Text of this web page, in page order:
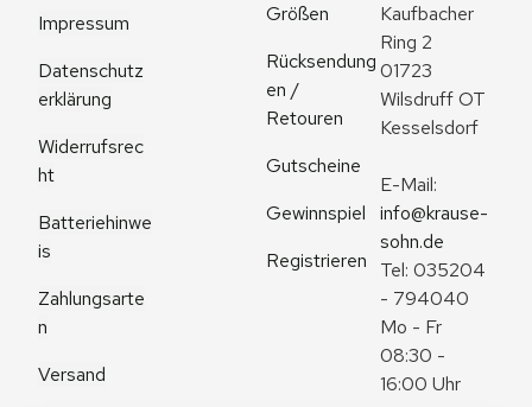
Impressum
Datenschutz
erklärung
Widerrufsrec
ht
Batteriehinwe
is
Zahlungsarte
n
Versand
Größen
Rücksendung
en /
Retouren
Gutscheine
Gewinnspiel
Registrieren
Kaufbacher
Ring 2
01723
Wilsdruff OT
Kesselsdorf
info@krause-
sohn.de
Tel: 035204
- 794040
Mo - Fr
08:30 -
16:00 Uhr